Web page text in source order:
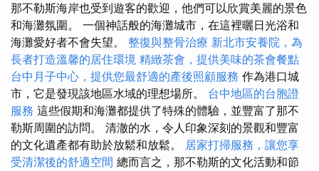
那不勒斯海岸也受到遊客的歡迎，他們可以欣賞美麗的景色
和海灘氛圍。 一個神話般的海灘城市，在這裡曬日光浴和
海灘愛好者不會失望。 整復與整骨治療 新北市安養院，為
長者打造溫馨的居住環境 精緻茶會，提供美味的茶會餐點
台中月子中心，提供您最舒適的產後照顧服務 作為港口城
市，它是發現該地區水域的理想場所。 台中地區的台胞證
服務 這些假期和海灘都提供了特殊的體驗，並豐富了那不
勒斯周圍的訪問。 清澈的水，令人印象深刻的景觀和豐富
的文化遺產都有助於放鬆和放鬆。 居家打掃服務，讓您享
受清潔後的舒適空間 總而言之，那不勒斯的文化活動和節